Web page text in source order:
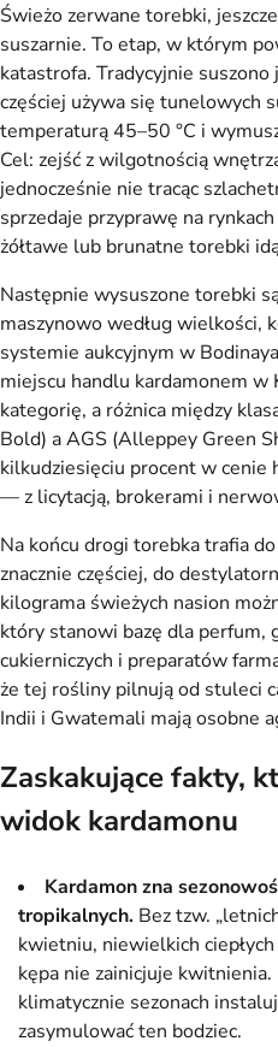
Świeżo zerwane torebki,
suszarnie. To etap, w którym
katastrofa. Tradycyjnie suszono
częściej używa się tunelowych
temperaturą 45–50 °C i
Cel: zejść z wilgotnością
jednocześnie nie tracąc
sprzedaje przyprawę na
żółtawe lub brunatne torebki
Następnie wysuszone torebki
maszynowo według wielkości,
systemie aukcyjnym w
miejscu handlu kardamonem w
kategorię, a różnica między
Bold) a AGS (Alleppey Green
kilkudziesięciu procent w cenie
— z licytacją, brokerami i
Na końcu drogi torebka trafia
znacznie częściej, do
kilograma świeżych nasion
który stanowi bazę dla perfum,
cukierniczych i preparatów
że tej rośliny pilnują od stuleci
Indii i Gwatemali mają osobne
Zaskakujące fakty,
widok kardamonu
Kardamon zna
tropikalnych. Bez tzw.
kwietniu, niewielkich
kępa nie zainicjuje
klimatycznie sezonach
zasymulować ten bodziec.